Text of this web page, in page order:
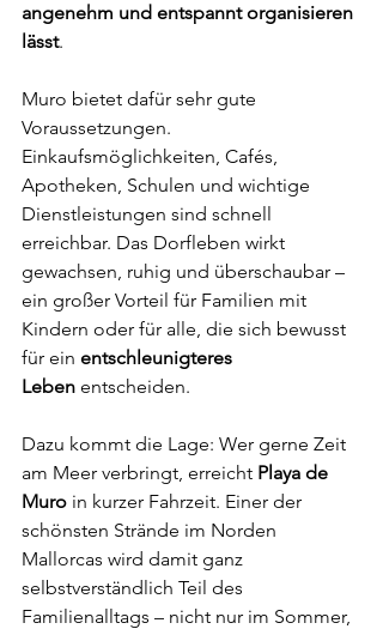
angenehm und entspannt organisieren
lässt.
Muro bietet dafür sehr gute
Voraussetzungen.
Einkaufsmöglichkeiten, Cafés,
Apotheken, Schulen und wichtige
Dienstleistungen sind schnell
erreichbar. Das Dorfleben wirkt
gewachsen, ruhig und überschaubar –
ein großer Vorteil für Familien mit
Kindern oder für alle, die sich bewusst
für ein entschleunigteres
Leben entscheiden.
Dazu kommt die Lage: Wer gerne Zeit
am Meer verbringt, erreicht Playa de
Muro in kurzer Fahrzeit. Einer der
schönsten Strände im Norden
Mallorcas wird damit ganz
selbstverständlich Teil des
Familienalltags – nicht nur im Sommer,